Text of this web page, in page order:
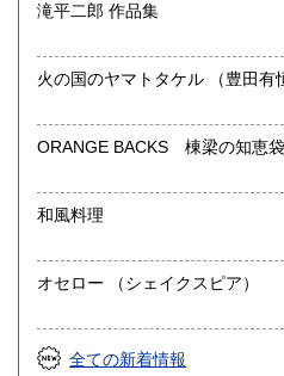
滝平二郎 作品集
火の国のヤマトタケル （豊
和風料理
オセロー （シェイクスピア）
全ての新着情報